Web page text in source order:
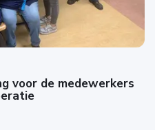
voor de medewerkers